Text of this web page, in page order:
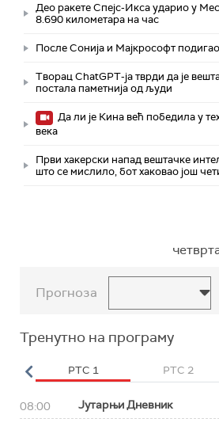
Део ракете Спејс-Икса ударио у
8.690 километара на час
После Сонија и Мајкрософт
Творац ChatGPT-ја тврди да је
постала паметнија од људи
Да ли је Кина већ победила у
века
Први хакерски напад вештачке
што се мислило, бот хаковао још
Прогноза
Тренутно на програму
РТС 1 РТС 2
08:00 Јутарњи Дневник